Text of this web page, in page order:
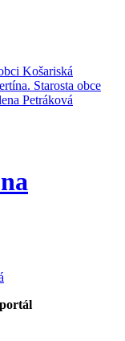
Košariská
Starosta obce
Petráková